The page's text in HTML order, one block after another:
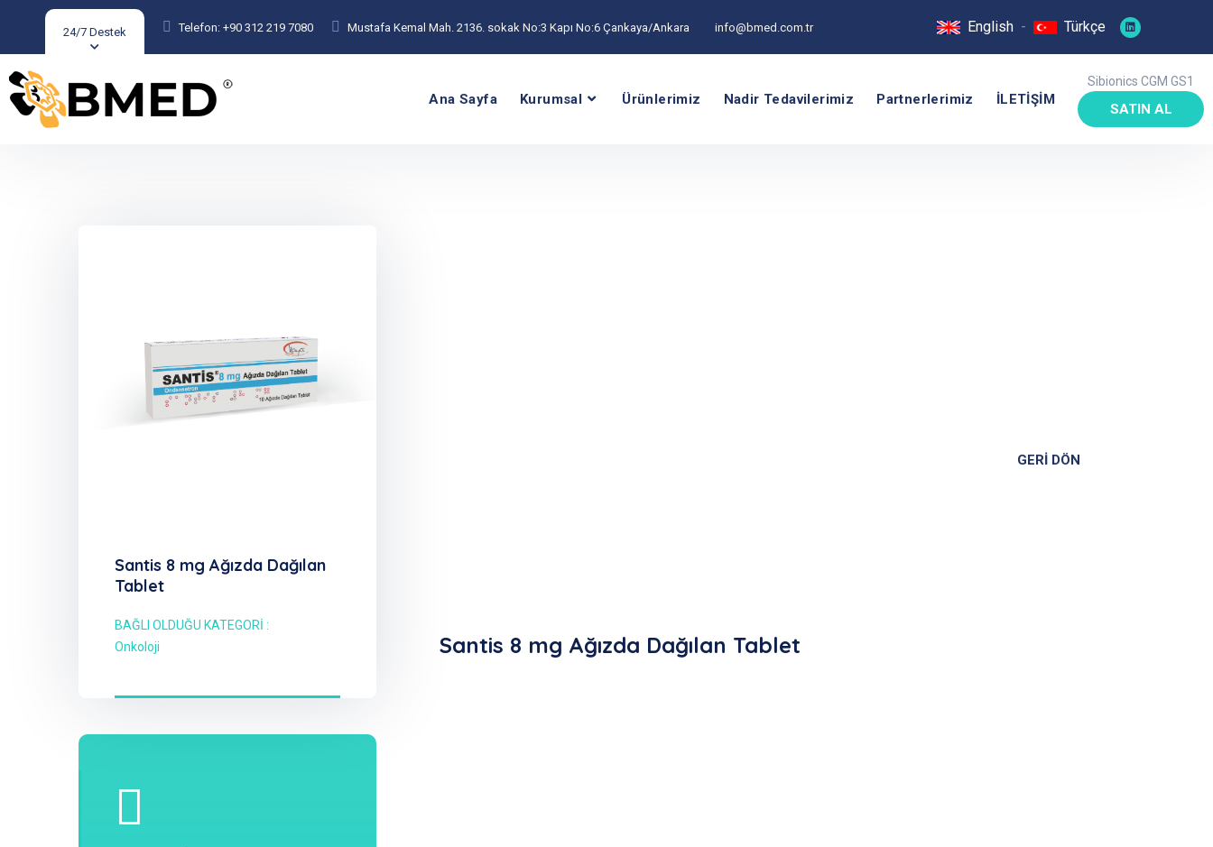
24/7 Destek Telefon: +90 312 219 7080 Mustafa Kemal Mah. 2136. sokak No:3 Kapı No:6 Çankaya/Ankara info@bmed.com.tr English - Türkçe
Ana Sayfa Kurumsal Ürünlerimiz Nadir Tedavilerimiz Partnerlerimiz İLETİŞİM
Sibionics CGM GS1
SATIN AL
GERİ DÖN
Santis 8 mg Ağızda Dağılan
Tablet
BAĞLI OLDUĞU KATEGORİ :
Onkoloji
Santis 8 mg Ağızda Dağılan Tablet